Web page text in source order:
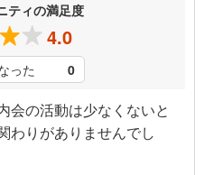
ティの満足度
4.0
った 0
会の活動は少なくないと
わりがありませんでし